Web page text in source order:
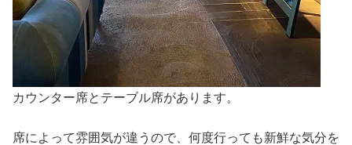
カウンター席とテーブル席があります。
席によって雰囲気が違うので、何度行っても新鮮な気分を